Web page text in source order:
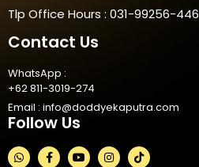
Tlp Office Hours : 031-99256-446
Contact Us
WhatsApp :
+62 811-3019-274
Email : info@doddyekaputra.com
Follow Us